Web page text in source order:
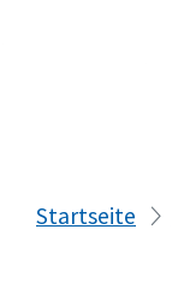
Startseite